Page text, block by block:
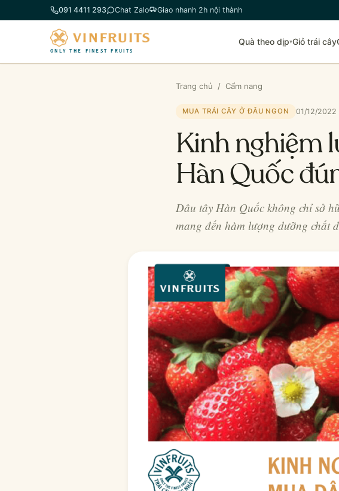
đến
dung
091 4411 293 Chat Zalo Giao nhanh 2h nội thành
ONLY THE FINEST FRUITS
Quà theo dịp▾Giỏ trái cây
Trang chủ / Cẩm nang
MUA TRÁI CÂY Ở ĐÂU NGON 01/12/2022
Kinh nghiệm
Hàn Quốc
Dâu tây Hàn Quốc không chỉ sở
mang đến hàm lượng dưỡng chất